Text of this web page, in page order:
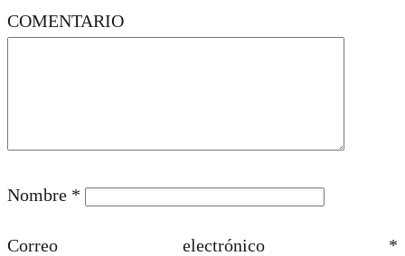
COMENTARIO
Nombre *
Correo electrónico *